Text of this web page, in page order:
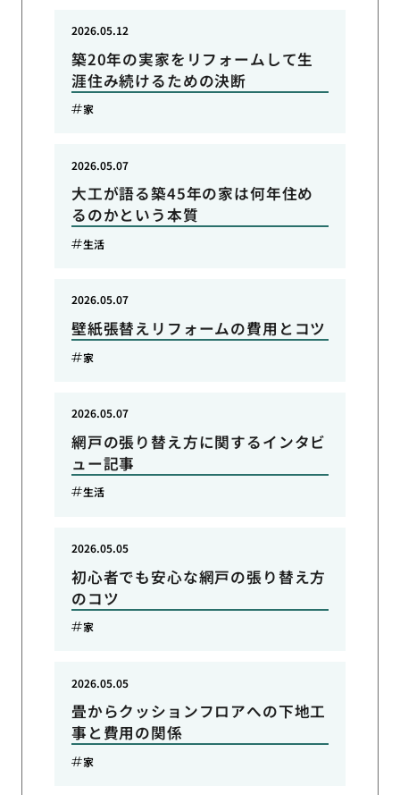
築20年の実家をリフォームして生
涯住み続けるための決断
2026.05.12
家
大工が語る築45年の家は何年住め
るのかという本質
2026.05.07
生活
壁紙張替えリフォームの費用とコツ
2026.05.07
家
網戸の張り替え方に関するインタビ
ュー記事
2026.05.07
生活
初心者でも安心な網戸の張り替え方
のコツ
2026.05.05
家
畳からクッションフロアへの下地工
事と費用の関係
2026.05.05
家